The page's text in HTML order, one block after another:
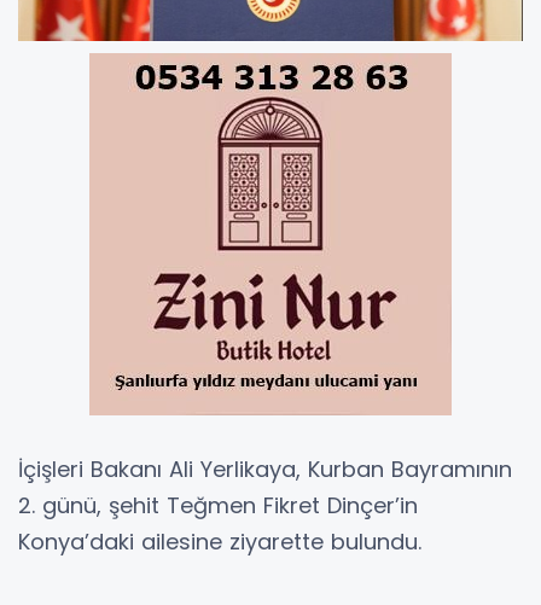
İçişleri Bakanı Ali Yerlikaya, Kurban Bayramının
2. günü, şehit Teğmen Fikret Dinçer’in
Konya’daki ailesine ziyarette bulundu.